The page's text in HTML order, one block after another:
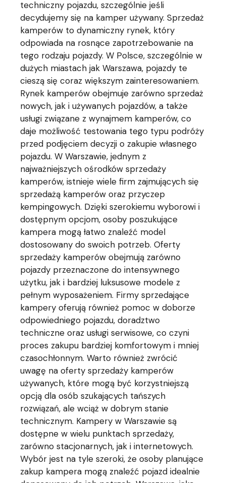
techniczny pojazdu, szczególnie jeśli
decydujemy się na kamper używany. Sprzedaż
kamperów to dynamiczny rynek, który
odpowiada na rosnące zapotrzebowanie na
tego rodzaju pojazdy. W Polsce, szczególnie w
dużych miastach jak Warszawa, pojazdy te
cieszą się coraz większym zainteresowaniem.
Rynek kamperów obejmuje zarówno sprzedaż
nowych, jak i używanych pojazdów, a także
usługi związane z wynajmem kamperów, co
daje możliwość testowania tego typu podróży
przed podjęciem decyzji o zakupie własnego
pojazdu. W Warszawie, jednym z
najważniejszych ośrodków sprzedaży
kamperów, istnieje wiele firm zajmujących się
sprzedażą kamperów oraz przyczep
kempingowych. Dzięki szerokiemu wyborowi i
dostępnym opcjom, osoby poszukujące
kampera mogą łatwo znaleźć model
dostosowany do swoich potrzeb. Oferty
sprzedaży kamperów obejmują zarówno
pojazdy przeznaczone do intensywnego
użytku, jak i bardziej luksusowe modele z
pełnym wyposażeniem. Firmy sprzedające
kampery oferują również pomoc w doborze
odpowiedniego pojazdu, doradztwo
techniczne oraz usługi serwisowe, co czyni
proces zakupu bardziej komfortowym i mniej
czasochłonnym. Warto również zwrócić
uwagę na oferty sprzedaży kamperów
używanych, które mogą być korzystniejszą
opcją dla osób szukających tańszych
rozwiązań, ale wciąż w dobrym stanie
technicznym. Kampery w Warszawie są
dostępne w wielu punktach sprzedaży,
zarówno stacjonarnych, jak i internetowych.
Wybór jest na tyle szeroki, że osoby planujące
zakup kampera mogą znaleźć pojazd idealnie